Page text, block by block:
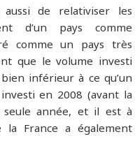
de relativiser les
d’un pays comme
comme un pays très
que le volume investi
inférieur à ce qu’un
en 2008 (avant la
année, et il est à
France a également